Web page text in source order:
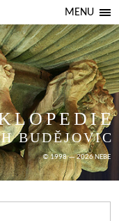
MENU
BUDĚJOVIC
© 1998 — 2026 NEBE